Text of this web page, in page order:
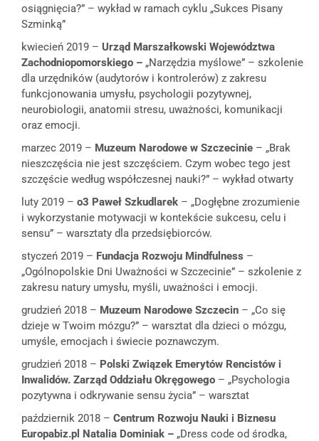
osiągnięcia?” – wykład w ramach cyklu „Sukces Pisany
Szminką”
kwiecień 2019 – Urząd Marszałkowski Województwa
Zachodniopomorskiego – „Narzędzia myślowe” – szkolenie
dla urzędników (audytorów i kontrolerów) z zakresu
funkcjonowania umysłu, psychologii pozytywnej,
neurobiologii, anatomii stresu, uważności, komunikacji
oraz emocji.
marzec 2019 – Muzeum Narodowe w Szczecinie – „Brak
nieszczęścia nie jest szczęściem. Czym wobec tego jest
szczęście według współczesnej nauki?” – wykład otwarty
luty 2019 – o3 Paweł Szkudlarek – „Dogłębne zrozumienie
i wykorzystanie motywacji w kontekście sukcesu, celu i
sensu” – warsztaty dla przedsiębiorców.
styczeń 2019 – Fundacja Rozwoju Mindfulness –
„Ogólnopolskie Dni Uważności w Szczecinie” – szkolenie z
zakresu natury umysłu, myśli, uważności i emocji.
grudzień 2018 – Muzeum Narodowe Szczecin – „Co się
dzieje w Twoim mózgu?” – warsztat dla dzieci o mózgu,
umyśle, emocjach i świecie poznawczym.
grudzień 2018 – Polski Związek Emerytów Rencistów i
Inwalidów. Zarząd Oddziału Okręgowego – „Psychologia
pozytywna i odkrywanie sensu życia” – warsztat
październik 2018 – Centrum Rozwoju Nauki i Biznesu
Europabiz.pl Natalia Dominiak – „Dress code od środka,